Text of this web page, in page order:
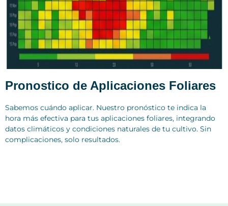
Pronostico de Aplicaciones Foliares
Sabemos cuándo aplicar. Nuestro pronóstico te indica la
hora más efectiva para tus aplicaciones foliares, integrando
datos climáticos y condiciones naturales de tu cultivo. Sin
complicaciones, solo resultados.